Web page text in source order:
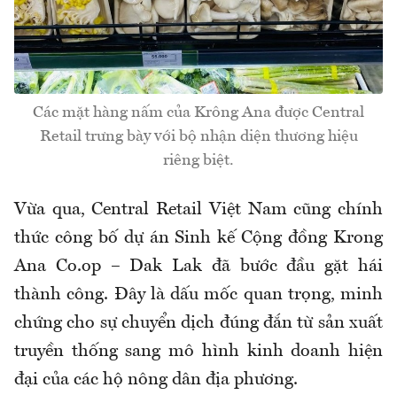
Các mặt hàng nấm của Krông Ana được Central
Retail trưng bày với bộ nhận diện thương hiệu
riêng biệt.
Vừa qua, Central Retail Việt Nam cũng chính
thức công bố dự án Sinh kế Cộng đồng Krong
Ana Co.op – Dak Lak đã bước đầu gặt hái
thành công. Đây là dấu mốc quan trọng, minh
chứng cho sự chuyển dịch đúng đắn từ sản xuất
truyền thống sang mô hình kinh doanh hiện
đại của các hộ nông dân địa phương.